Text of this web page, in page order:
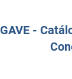
GAVE -